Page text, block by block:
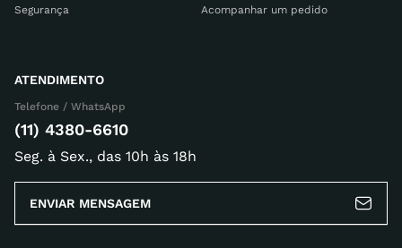
Segurança
Acompanhar um pedido
ATENDIMENTO
Telefone / WhatsApp
(11) 4380-6610
Seg. à Sex., das 10h às 18h
ENVIAR MENSAGEM